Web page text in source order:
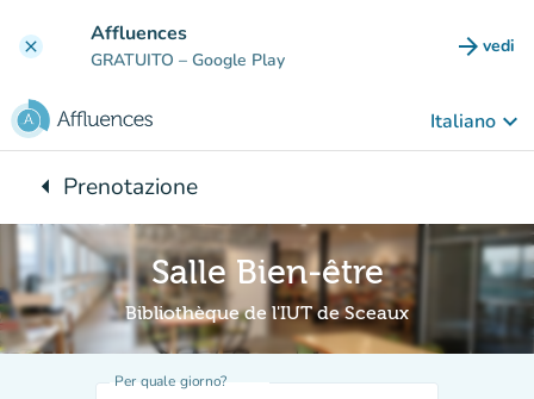
clear Affluences
GRATUITO – Google Play arrow_forward vedi
Italiano keyboard_arrow_down
arrow_leftTorna a:
Prenotazione
Salle Bien-être
Bibliothèque de l'IUT de Sceaux
Per quale giorno?